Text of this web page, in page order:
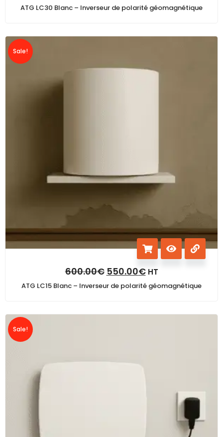
ATG LC30 Blanc – Inverseur de polarité géomagnétique
Sale!
600.00€ 550.00€ HT
ATG LC15 Blanc – Inverseur de polarité géomagnétique
Sale!